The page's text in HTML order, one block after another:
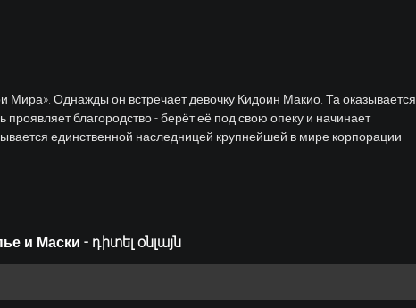
Однажды он встречает девочку Кидоин Макио. Та оказывается
благородство - берёт её под свою опеку и начинает
единственной наследницей крупнейшей в мире корпорации
и Маски - դիտել օնլայն